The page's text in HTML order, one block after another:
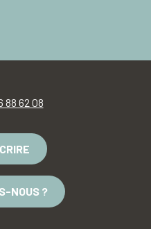
88 62 08
NOUS ?